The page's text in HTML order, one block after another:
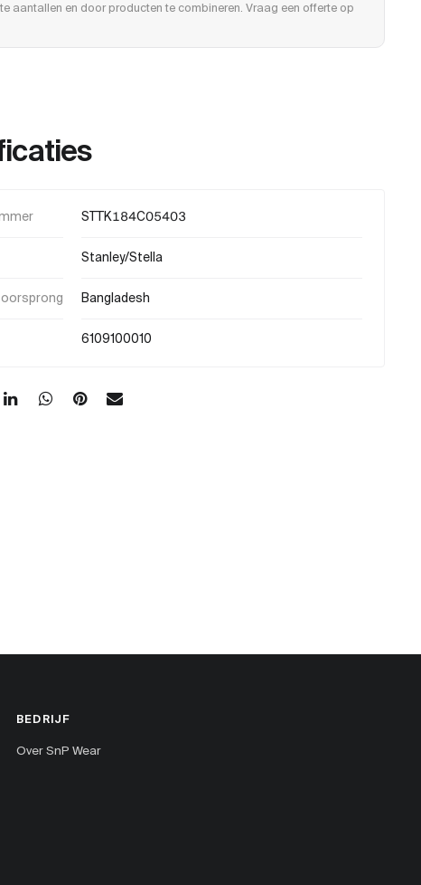
aantallen en door producten te combineren. Vraag een offerte op
STTK184C05403
Stanley/Stella
oorsprong Bangladesh
6109100010
BEDRIJF
Over SnP Wear